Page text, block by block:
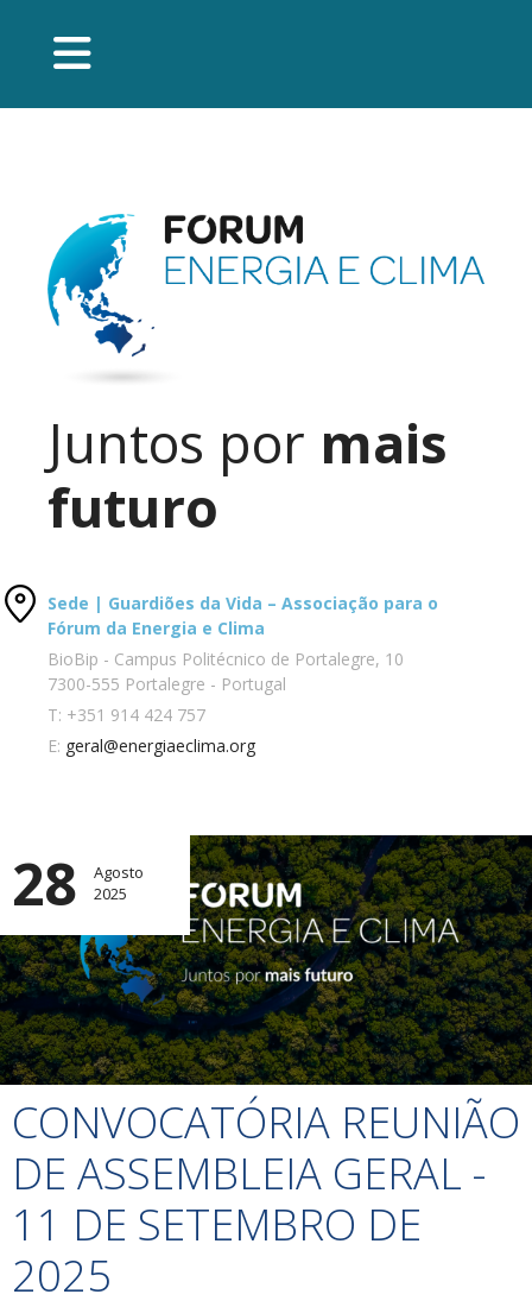
Juntos por mais
futuro
Sede | Guardiões da Vida – Associação para o
Fórum da Energia e Clima
BioBip - Campus Politécnico de Portalegre, 10
7300-555 Portalegre - Portugal
T: +351 914 424 757
E: geral@energiaeclima.org
28
Agosto
2025
CONVOCATÓRIA REUNIÃO
DE ASSEMBLEIA GERAL -
11 DE SETEMBRO DE
2025